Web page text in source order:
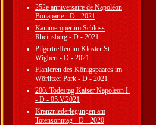
252e anniversaire de Napoléon
Bonaparte - D - 2021
Kammeroper im Schloss
Rheinsberg - D - 2021
Pilgertreffen im Kloster St.
Wigbert - D - 2021
Flanieren des Königspaares im
Wörlitzer Park - D - 2021
200. Todestag Kaiser Napoleon I.
- D - 05.V.2021
Kranzniederlegungen am
Totensonntag - D - 2020